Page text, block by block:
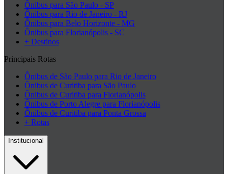
Ônibus para São Paulo - SP
Ônibus para Rio de Janeiro - RJ
Ônibus para Belo Horizonte - MG
Ônibus para Florianópolis - SC
+ Destinos
Principais Rotas
Ônibus de São Paulo para Rio de Janeiro
Ônibus de Curitiba para São Paulo
Ônibus de Curitiba para Florianópolis
Ônibus de Porto Alegre para Florianópolis
Ônibus de Curitiba para Ponta Grossa
+ Rotas
Institucional